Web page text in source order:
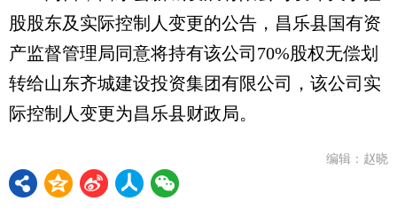
股股东及实际控制人变更的公告，昌乐县国有资
产监督管理局同意将持有该公司70%股权无偿划
转给山东齐城建设投资集团有限公司，该公司实
际控制人变更为昌乐县财政局。
编辑：赵晓